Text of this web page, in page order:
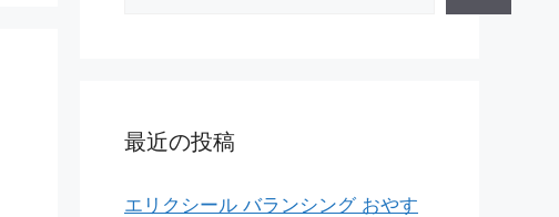
最近の投稿
エリクシール バランシング おやす